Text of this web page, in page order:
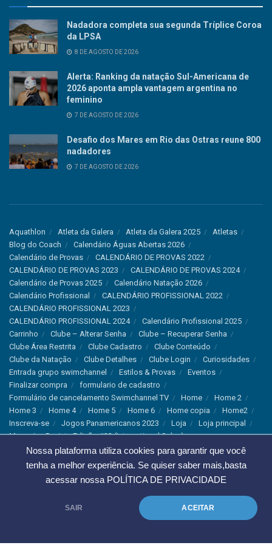
Nossa plataforma utiliza cookies para garantir que você
tenha a melhor experiência. Se quiser saber mais,basta
acessar nossa POLÍTICA DE PRIVACIDADE
SAIR ACEITAR
Nadadora completa sua segunda Tríplice Coroa
da LPSA
8 DE AGOSTO DE 2026
Alerta: Ranking da natação Sul-Americana de
2026 aponta ampla vantagem argentina no
feminino
7 DE AGOSTO DE 2026
Desafio dos Mares em Rio das Ostras reune 800
nadadores
7 DE AGOSTO DE 2026
Aquathlon Atleta da Galera Atleta da Galera 2025
Atletas
Blog do Coach
Calendário Águas Abertas 2026
Calendário de Provas
CALENDÁRIO DE PROVAS 2022
CALENDÁRIO DE PROVAS 2023
CALENDÁRIO DE PROVAS 2024
Calendário de Provas 2025
Calendário Natação 2026
Calendário Profissional
CALENDÁRIO PROFISSIONAL 2022
CALENDÁRIO PROFISSIONAL 2023
CALENDÁRIO PROFISSIONAL 2024
Calendário Profissional 2025
Carrinho
Clube – Alterar Senha
Clube – Recuperar Senha
Clube Área Restrita
Clube Cadastro
Clube Conteúdo
Clube da Natação
Clube Detalhes Clube Login
Curiosidades
Entrada grupo swimchannel
Estilos & Provas
Eventos
Finalizar compra
formulario de cadastro
Formulário de cancelamento Swimchannel TV
Home
Home 2
Home 3
Home 4 Home 5 Home 6 Home copia
Home2
Inscreva-se
Jogos Panamericanos 2023 Loja
Loja principal
Magazine Revista Edição #33 (International Sales)
Magazine Swimchannel (International Sale)
Marcas
Minha conta
Newsletter Notícias
Notícias Instagram
Política de Cancelamento
Política de privacidade
Saúde
Thank You
Troca e Devolução